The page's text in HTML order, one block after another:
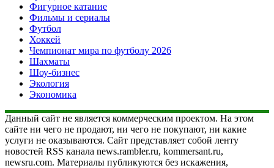
Фигурное катание
Фильмы и сериалы
Футбол
Хоккей
Чемпионат мира по футболу 2026
Шахматы
Шоу-бизнес
Экология
Экономика
Данный сайт не является коммерческим проектом. На этом
сайте ни чего не продают, ни чего не покупают, ни какие
услуги не оказываются. Сайт представляет собой ленту
новостей RSS канала news.rambler.ru, kommersant.ru,
newsru.com. Материалы публикуются без искажения,